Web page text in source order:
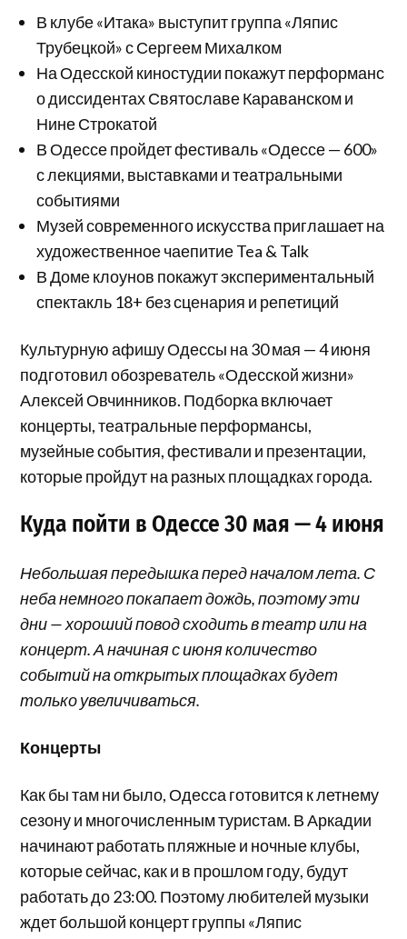
В клубе «Итака» выступит группа «Ляпис
Трубецкой» с Сергеем Михалком
На Одесской киностудии покажут перформанс
о диссидентах Святославе Караванском и
Нине Строкатой
В Одессе пройдет фестиваль «Одессе — 600»
с лекциями, выставками и театральными
событиями
Музей современного искусства приглашает на
художественное чаепитие Tea & Talk
В Доме клоунов покажут экспериментальный
спектакль 18+ без сценария и репетиций
Культурную афишу Одессы на 30 мая — 4 июня
подготовил обозреватель «Одесской жизни»
Алексей Овчинников. Подборка включает
концерты, театральные перформансы,
музейные события, фестивали и презентации,
которые пройдут на разных площадках города.
Куда пойти в Одессе 30 мая — 4 июня
Небольшая передышка перед началом лета. С
неба немного покапает дождь, поэтому эти
дни — хороший повод сходить в театр или на
концерт. А начиная с июня количество
событий на открытых площадках будет
только увеличиваться.
Концерты
Как бы там ни было, Одесса готовится к летнему
сезону и многочисленным туристам. В Аркадии
начинают работать пляжные и ночные клубы,
которые сейчас, как и в прошлом году, будут
работать до 23:00. Поэтому любителей музыки
ждет большой концерт группы «Ляпис